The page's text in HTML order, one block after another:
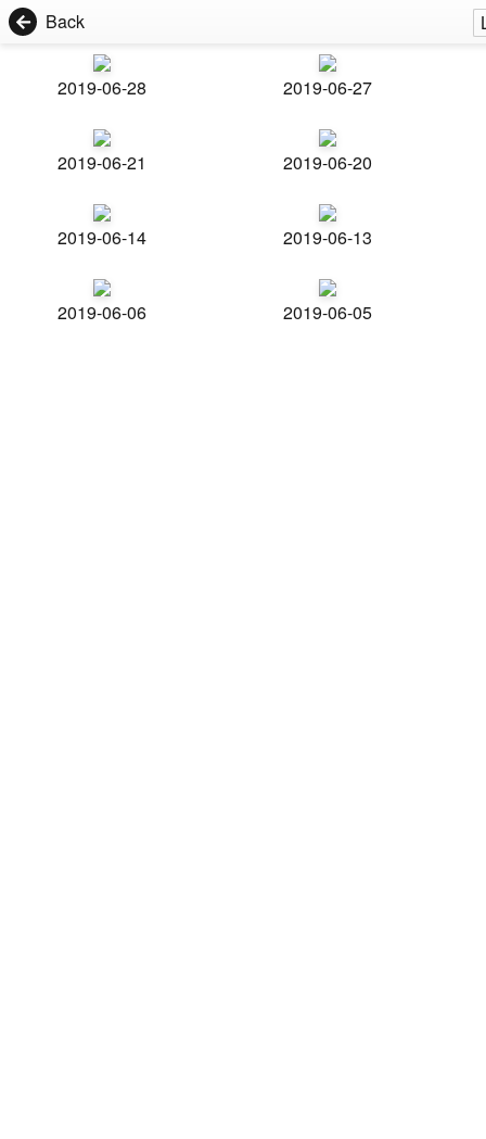
Back
2019-06-28 2019-06-27
2019-06-21 2019-06-20
2019-06-14 2019-06-13
2019-06-06 2019-06-05